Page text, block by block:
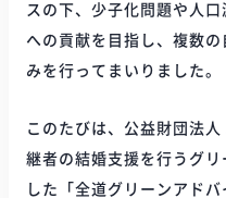
スの下、少子化問題や人
への貢献を目指し、複数
みを行ってまいりました。
このたびは、公益財団法
継者の結婚支援を行うグ
した「全道グリーンアド